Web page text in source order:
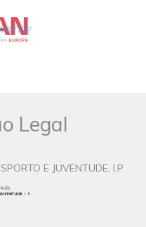
Legal
E JUVENTUDE, I.P